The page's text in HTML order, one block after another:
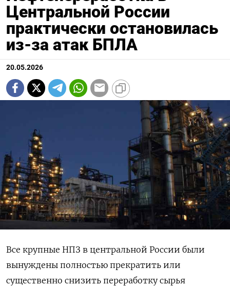
Центральной России
практически остановилась
из-за атак БПЛА
20.05.2026
Все крупные НПЗ в центральной России были
вынуждены полностью прекратить или
существенно снизить переработку сырья